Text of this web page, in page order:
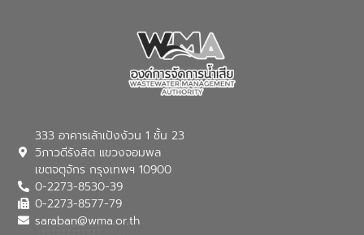
333 อาคารเล้าเป้งง้วน 1 ชั้น 23
วิภาวดีรังสิต แขวงจอมพล
เขตจตุจักร กรุงเทพฯ 10900
0-2273-8530-39
0-2273-8577-79
saraban@wma.or.th